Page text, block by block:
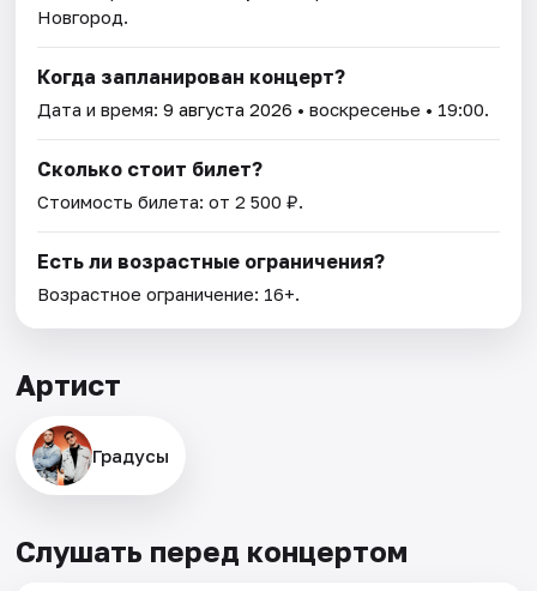
Новгород.
Когда запланирован концерт?
Дата и время:9 августа 2026 • воскресенье • 19:00.
Сколько стоит билет?
Стоимость билета: от 2 500 ₽.
Есть ли возрастные ограничения?
Возрастное ограничение: 16+.
Артист
Градусы
Слушать перед концертом